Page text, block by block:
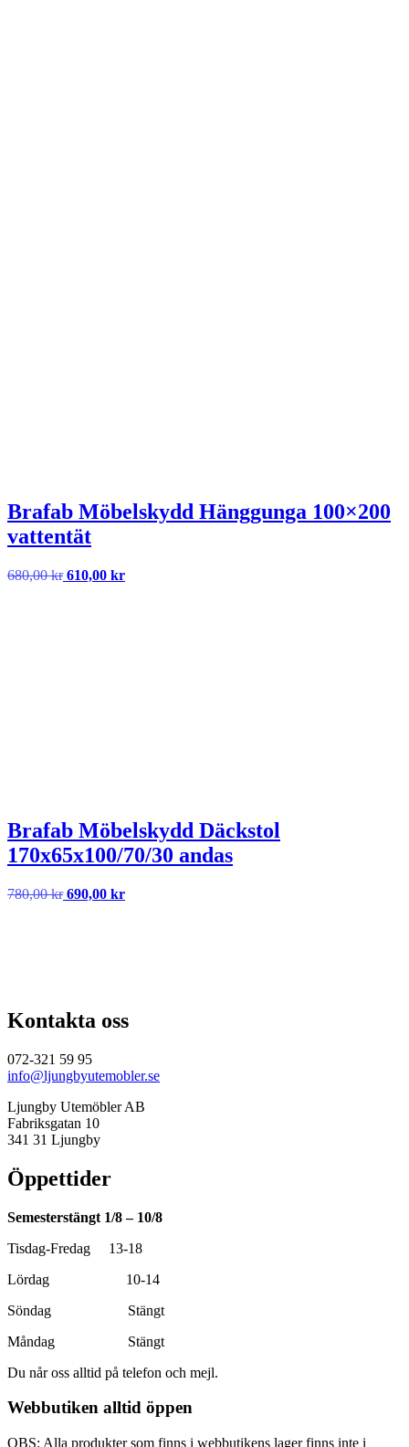
Brafab Möbelskydd Hänggunga 100×200
vattentät
680,00kr Det
610,00 krDet
Brafab Möbelskydd Däckstol
170x65x100/70/30 andas
780,00kr Det
690,00 krDet
Kontakta oss
072-321 59 95
info@ljungbyutemobler.se
Ljungby Utemöbler AB
Fabriksgatan 10
341 31 Ljungby
Öppettider
Semesterstängt 1/8 – 10/8
Tisdag-Fredag 13-18
Lördag 10-14
Söndag Stängt
Måndag Stängt
Du når oss alltid på telefon och mejl.
Webbutiken alltid öppen
OBS: Alla produkter som finns i webbutikens lager finns inte i